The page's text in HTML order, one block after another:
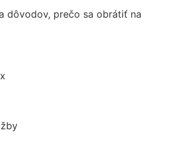
dôvodov, prečo sa obrátiť na